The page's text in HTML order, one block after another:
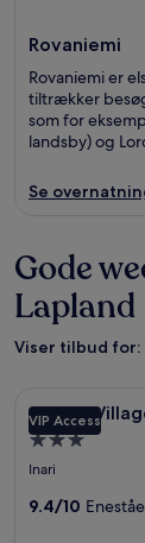
Rovaniemi
Rovaniemi er
tiltrækker
som for
landsby) og
Se
Gode
Lapland
Viser tilbud for:
Billedgalleri
for
Aurora
Village
Ivalo
VIP Access
Aurora
3.0
stjernet
Inari
9.4/10